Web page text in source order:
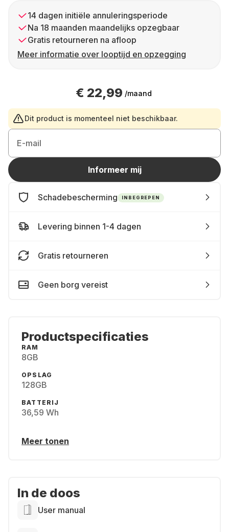
14 dagen initiële annuleringsperiode
Na 18 maanden maandelijks opzegbaar
Gratis retourneren na afloop
Meer informatie over looptijd en opzegging
€ 22,99 /maand
Dit product is momenteel niet beschikbaar.
E-mail
Informeer mij
Schadebescherming INBEGREPEN
Levering binnen 1-4 dagen
Gratis retourneren
Geen borg vereist
Productspecificaties
RAM
8GB
OPSLAG
128GB
BATTERIJ
36,59 Wh
Meer tonen
In de doos
User manual